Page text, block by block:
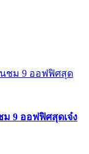
9 ออฟฟิศสุดเจ๋ง